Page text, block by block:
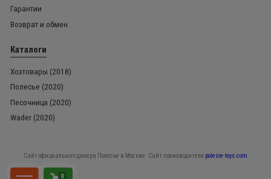
Гарантии
Возврат и обмен
Каталоги
Хозтовары (2018)
Полесье (2020)
Песочница (2020)
Wader (2020)
Сайт официального дилера Полесье в Москве. Сайт производителя polesie-toys.com
0